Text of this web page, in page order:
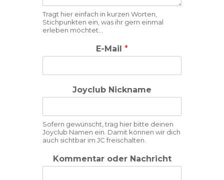
Tragt hier einfach in kurzen Worten,
Stichpunkten ein, was ihr gern einmal
erleben möchtet…
E-Mail *
Joyclub Nickname
Sofern gewünscht, trag hier bitte deinen
Joyclub Namen ein. Damit können wir dich
auch sichtbar im JC freischalten.
Kommentar oder Nachricht